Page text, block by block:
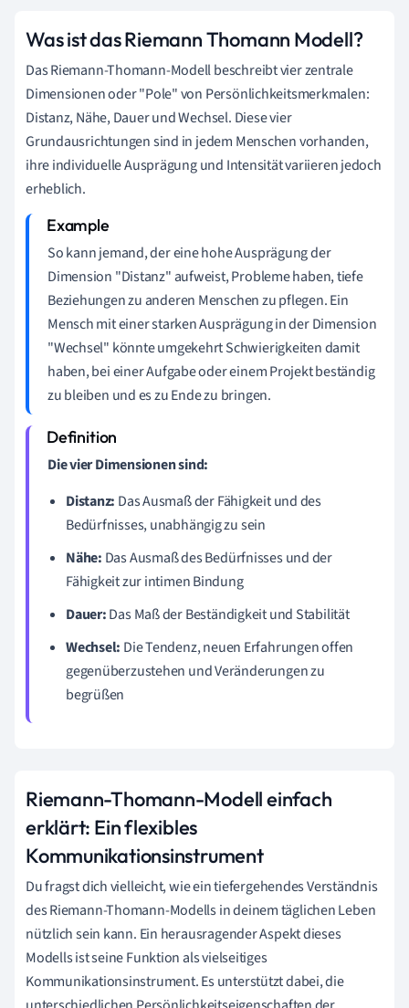
Was ist das Riemann Thomann Modell?
Das Riemann-Thomann-Modell beschreibt vier zentrale
Dimensionen oder "Pole" von Persönlichkeitsmerkmalen:
Distanz, Nähe, Dauer und Wechsel. Diese vier
Grundausrichtungen sind in jedem Menschen vorhanden,
ihre individuelle Ausprägung und Intensität variieren jedoch
erheblich.
So kann jemand, der eine hohe Ausprägung der
Dimension "Distanz" aufweist, Probleme haben, tiefe
Beziehungen zu anderen Menschen zu pflegen. Ein
Mensch mit einer starken Ausprägung in der Dimension
"Wechsel" könnte umgekehrt Schwierigkeiten damit
haben, bei einer Aufgabe oder einem Projekt beständig
zu bleiben und es zu Ende zu bringen.
Die vier Dimensionen sind:
Distanz: Das Ausmaß der Fähigkeit und des
Bedürfnisses, unabhängig zu sein
Nähe: Das Ausmaß des Bedürfnisses und der
Fähigkeit zur intimen Bindung
Dauer:Das Maß der Beständigkeit und Stabilität
Wechsel: Die Tendenz, neuen Erfahrungen offen
gegenüberzustehen und Veränderungen zu
begrüßen
Riemann-Thomann-Modell einfach
erklärt: Ein flexibles
Kommunikationsinstrument
Du fragst dich vielleicht, wie ein tiefergehendes Verständnis
des Riemann-Thomann-Modells in deinem täglichen Leben
nützlich sein kann. Ein herausragender Aspekt dieses
Modells ist seine Funktion als vielseitiges
Kommunikationsinstrument. Es unterstützt dabei, die